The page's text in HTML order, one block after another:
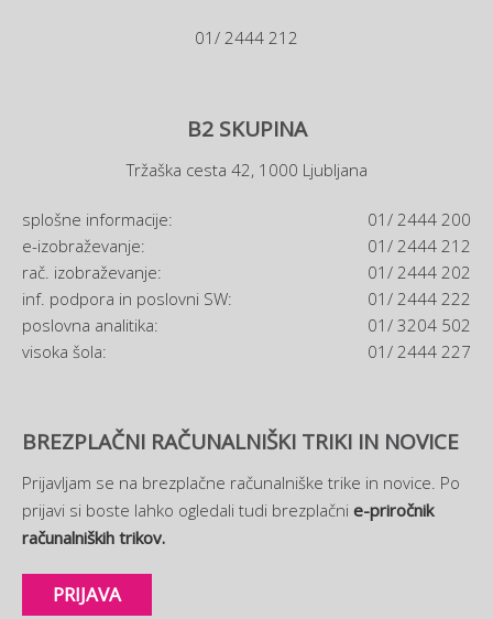
01/ 2444 212
B2 SKUPINA
Tržaška cesta 42, 1000 Ljubljana
splošne informacije:
01/ 2444 200
e-izobraževanje:
01/ 2444 212
rač. izobraževanje:
01/ 2444 202
inf. podpora in poslovni SW:
01/ 2444 222
poslovna analitika:
01/ 3204 502
visoka šola:
01/ 2444 227
BREZPLAČNI RAČUNALNIŠKI TRIKI IN NOVICE
Prijavljam se na brezplačne računalniške trike in novice. Po
prijavi si boste lahko ogledali tudi brezplačni e-priročnik
računalniških trikov.
PRIJAVA